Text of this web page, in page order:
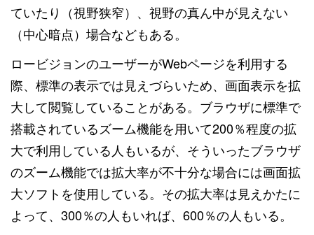
ていたり（視野狭窄）、視野の真ん中が見えない
（中心暗点）場合などもある。
ロービジョンのユーザーがWebページを利用する
際、標準の表示では見えづらいため、画面表示を拡
大して閲覧していることがある。ブラウザに標準で
搭載されているズーム機能を用いて200％程度の拡
大で利用している人もいるが、そういったブラウザ
のズーム機能では拡大率が不十分な場合には画面拡
大ソフトを使用している。その拡大率は見えかたに
よって、300％の人もいれば、600％の人もいる。